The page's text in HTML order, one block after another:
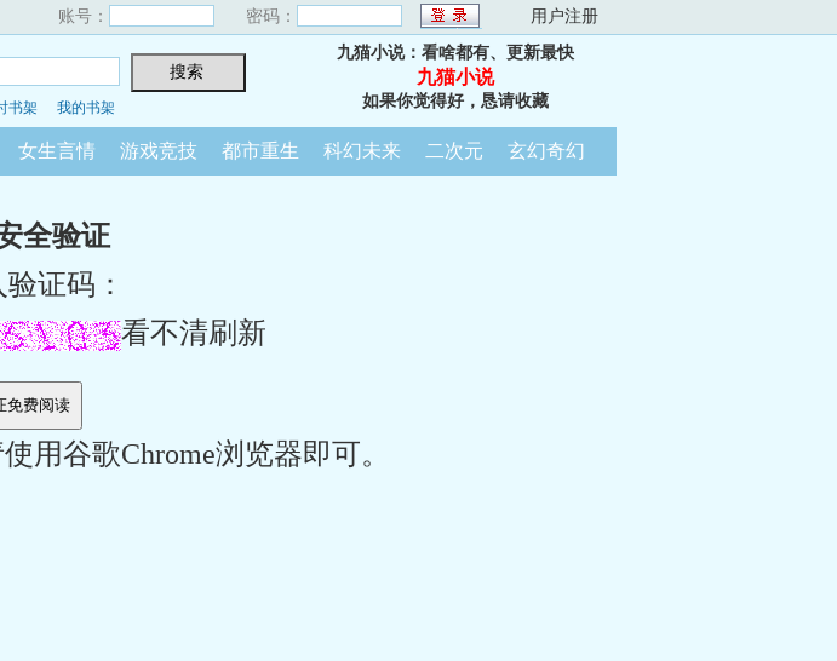
账号： 密码： 用户注册
书架 我的书架
九猫小说：看啥都有、更新最快
九猫小说
如果你觉得好，恳请收藏
女生言情 游戏竞技 都市重生 科幻未来 二次元 玄幻奇幻
全验证
证码：
看不清刷新
用谷歌Chrome浏览器即可。